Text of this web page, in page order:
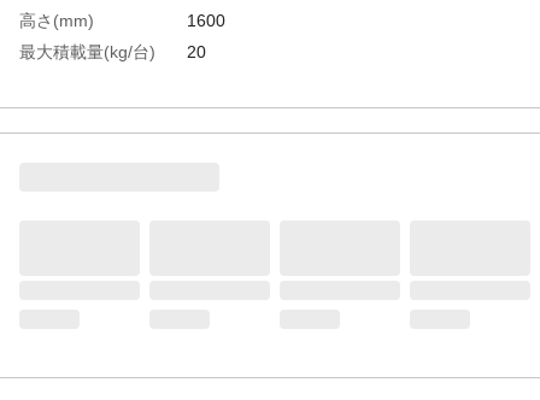
高さ(mm)
1600
最大積載量(kg/台)
20
パンチングボード
(mm)縦×横
890×485
め）●フランジナット・四角ナット・ワッシ